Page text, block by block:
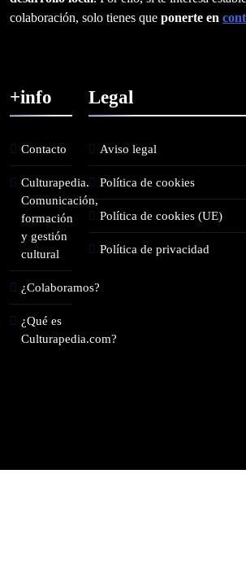
colaboración, solo tienes que ponerte en
+info
Contacto
Culturapedia.
Comunicación,
formación
y gestión
cultural
¿Colaboramos?
¿Qué es
Culturapedia.com?
Legal
Aviso legal
Política de cookies
Política de cookies (UE)
Política de privacidad